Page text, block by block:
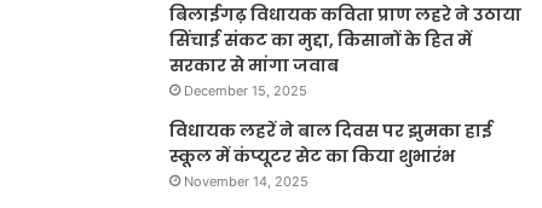
बिलाईगढ़ विधायक कविता प्राण लहरे ने उठाया
सिंचाई संकट का मुद्दा, किसानों के हित में
सरकार से मांगा जवाब
December 15, 2025
विधायक लहरें ने बाल दिवस पर झुमका हाई
स्कूल में कंप्यूटर सेट का किया शुभारंभ
November 14, 2025